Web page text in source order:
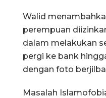
Walid
perempuan
dalam melakukan
pergi ke bank
dengan foto
Masalah